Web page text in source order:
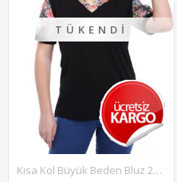
TÜKENDI
Kısa Kol Büyük Beden Bluz 20E-1783